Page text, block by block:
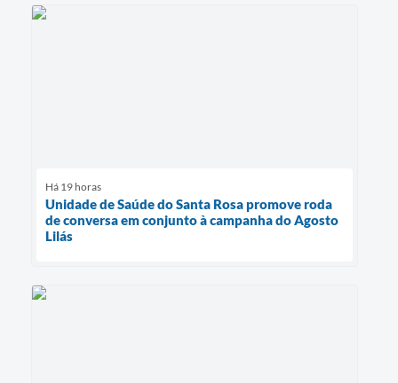
Há 19 horas
Unidade de Saúde do Santa Rosa promove roda
de conversa em conjunto à campanha do Agosto
Lilás